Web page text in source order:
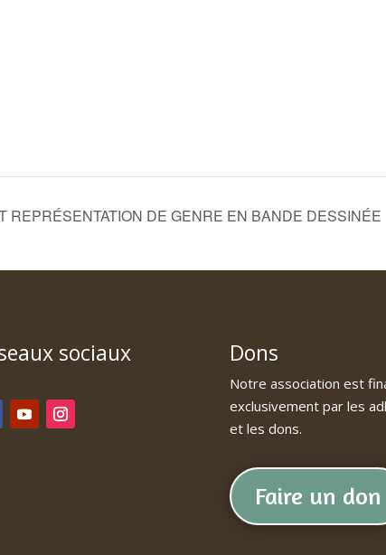
REPRÉSENTATION DE GENRE EN BANDE DESSINÉE
sociaux Dons
Notre association est
exclusivement par les
et les dons.
Faire un don